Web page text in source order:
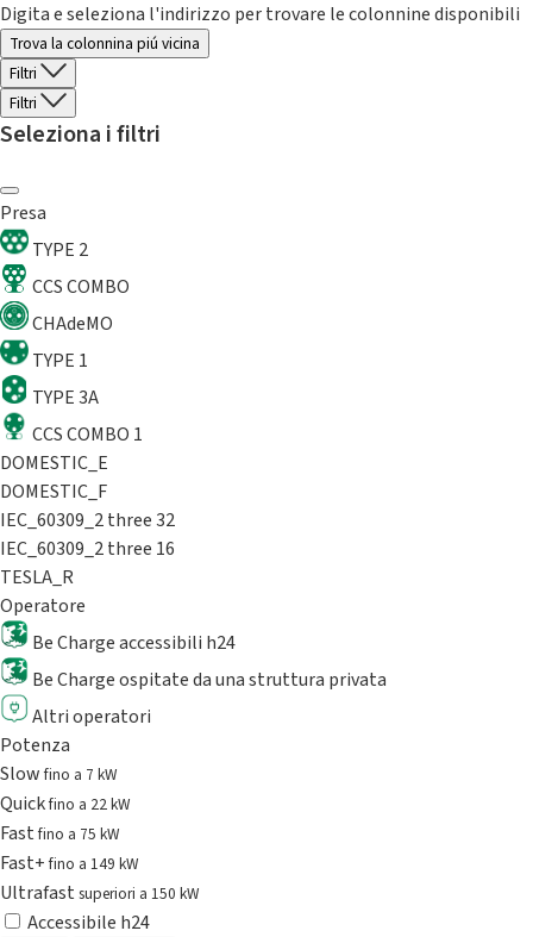
Digita e seleziona l'indirizzo per trovare le colonnine disponibili
Trova la colonnina piú vicina
Filtri
Filtri
Seleziona i filtri
Presa
TYPE 2
CCS COMBO
CHAdeMO
TYPE 1
TYPE 3A
CCS COMBO 1
DOMESTIC_E
DOMESTIC_F
IEC_60309_2 three 32
IEC_60309_2 three 16
TESLA_R
Operatore
Be Charge accessibili h24
Be Charge ospitate da una struttura privata
Altri operatori
Potenza
Slowfino a 7 kW
Quickfino a 22 kW
Fastfino a 75 kW
Fast+fino a 149 kW
Ultrafast superiori a 150 kW
Accessibile h24